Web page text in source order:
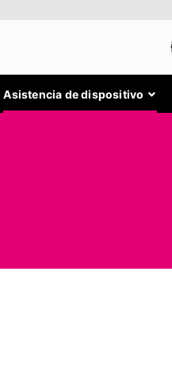
Asistencia de dispositivo